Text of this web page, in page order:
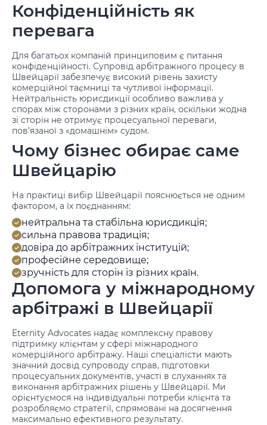
Конфіденційність як
перевага
Для багатьох компаній принциповим є питання
конфіденційності. Супровід арбітражного процесу в
Швейцарії забезпечує високий рівень захисту
комерційної таємниці та чутливої інформації.
Нейтральність юрисдикції особливо важлива у
спорах між сторонами з різних країн, оскільки жодна
зі сторін не отримує процесуальної переваги,
пов’язаної з «домашнім» судом.
Чому бізнес обирає саме
Швейцарію
На практиці вибір Швейцарії пояснюється не одним
фактором, а їх поєднанням:
нейтральна та стабільна юрисдикція;
сильна правова традиція;
довіра до арбітражних інституцій;
професійне середовище;
зручність для сторін із різних країн.
Допомога у міжнародному
арбітражі в Швейцарії
Eternity Advocates надає комплексну правову
підтримку клієнтам у сфері міжнародного
комерційного арбітражу. Наші спеціалісти мають
значний досвід супроводу справ, підготовки
процесуальних документів, участі в слуханнях та
виконання арбітражних рішень у Швейцарії. Ми
орієнтуємося на індивідуальні потреби клієнта та
розробляємо стратегії, спрямовані на досягнення
максимально ефективного результату.